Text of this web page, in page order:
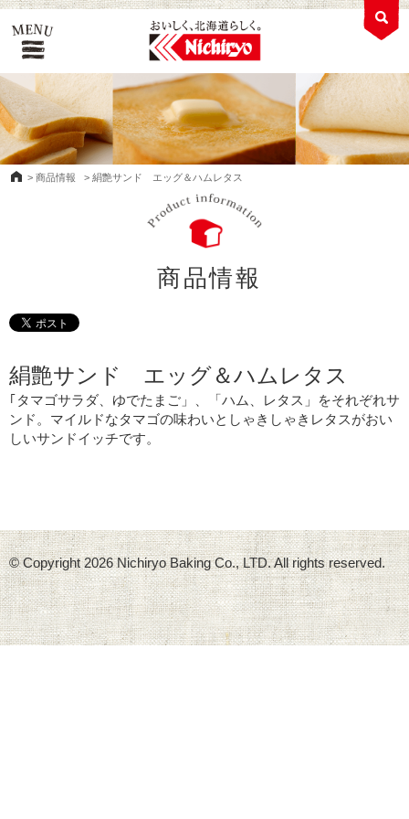
> 商品情報 > 絹艶サンド エッグ＆ハムレタス
商品情報
絹艶サンド エッグ＆ハムレタス
｢タマゴサラダ、ゆでたまご」、「ハム、レタス」をそれぞれサ
ンド。マイルドなタマゴの味わいとしゃきしゃきレタスがおい
しいサンドイッチです。
© Copyright2026 Nichiryo Baking Co., LTD. All rights reserved.